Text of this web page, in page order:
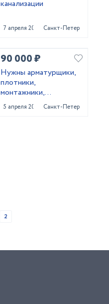
канализации
7 апреля 2022 Санкт-Петербург
90 000 ₽
Нужны арматурщики,
плотники,
монтажники,
сварщики, бетонщики,
стропальщики,
5 апреля 2022 Санкт-Петербург
2